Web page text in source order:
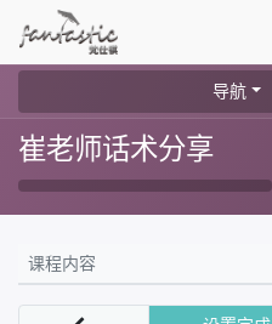
导航
崔老师话术分享
课程内容